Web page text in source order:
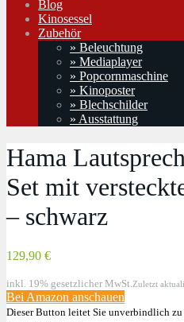
Blog
Kinosessel
Zubehör
» Beleuchtung
» Mediaplayer
» Popcornmaschine
» Kinoposter
» Blechschilder
» Ausstattung
Hama
Set mit
– schwarz
129,90 €
inkl. 19% gesetzlicher MwSt. Zuletzt
Bei Amazon anschauen
Dieser Button leitet Sie unverbindlich zu